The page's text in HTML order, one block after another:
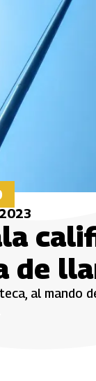
de
al mando